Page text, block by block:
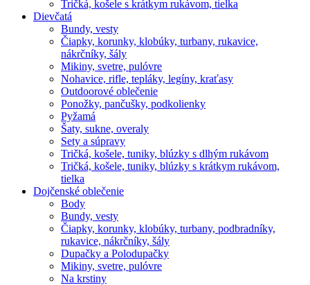
Tričká, košele s krátkym rukávom, tielka
Dievčatá
Bundy, vesty
Čiapky, korunky, klobúky, turbany, rukavice,
nákrčníky, šály
Mikiny, svetre, pulóvre
Nohavice, rifle, tepláky, legíny, kraťasy
Outdoorové oblečenie
Ponožky, pančušky, podkolienky
Pyžamá
Šaty, sukne, overaly
Sety a súpravy
Tričká, košele, tuniky, blúzky s dlhým rukávom
Tričká, košele, tuniky, blúzky s krátkym rukávom,
tielka
Dojčenské oblečenie
Body
Bundy, vesty
Čiapky, korunky, klobúky, turbany, podbradníky,
rukavice, nákrčníky, šály
Dupačky a Polodupačky
Mikiny, svetre, pulóvre
Na krstiny